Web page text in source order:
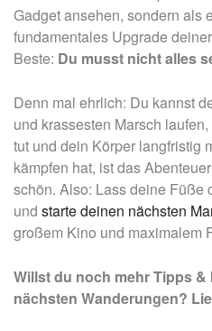
Gadget ansehen, sondern als
fundamentales Upgrade
Beste: Du musst nicht alles
Denn mal ehrlich: Du kannst
und krassesten Marsch
tut und dein Körper langfristig
kämpfen hat, ist das
schön. Also: Lass deine Füße
und starte deinen nächsten
großem Kino und maximalem
Willst du noch mehr Tipps
nächsten Wanderungen?